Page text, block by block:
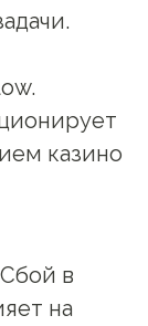
казино
в
на